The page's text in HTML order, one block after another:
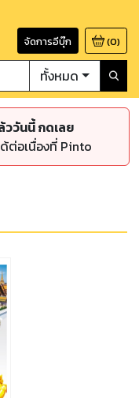
จัดการอีบุ๊ก (0)
ทั้งหมด
ววันนี้ กดเลย
ต่อเนื่องที่ Pinto